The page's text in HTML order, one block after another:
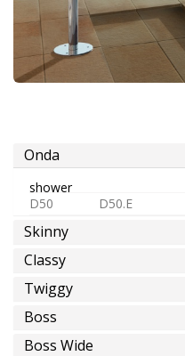
eau
pre-
melangée
chaude
Onda
shower
D50
D50.E
Skinny
Classy
Twiggy
Boss
Boss Wide